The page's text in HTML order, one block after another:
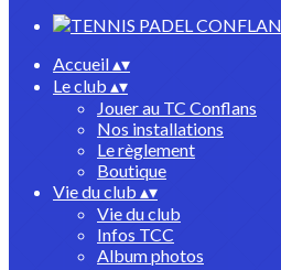
Accueil▴▾
Le club ▴▾
Jouer au TC Conflans
Nos installations
Le règlement
Boutique
Vie du club ▴▾
Vie du club
Infos TCC
Album photos